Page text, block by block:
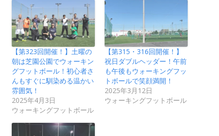
【第323回開催！】土曜の
朝は芝園公園でウォーキン
グフットボール！初心者さ
んもすぐに馴染める温かい
雰囲気！
2025年4月3日
ウォーキングフットボール
【第315・316回開催！】
祝日ダブルヘッダー！午前
も午後もウォーキングフッ
トボールで笑顔満開！
2025年3月12日
ウォーキングフットボール